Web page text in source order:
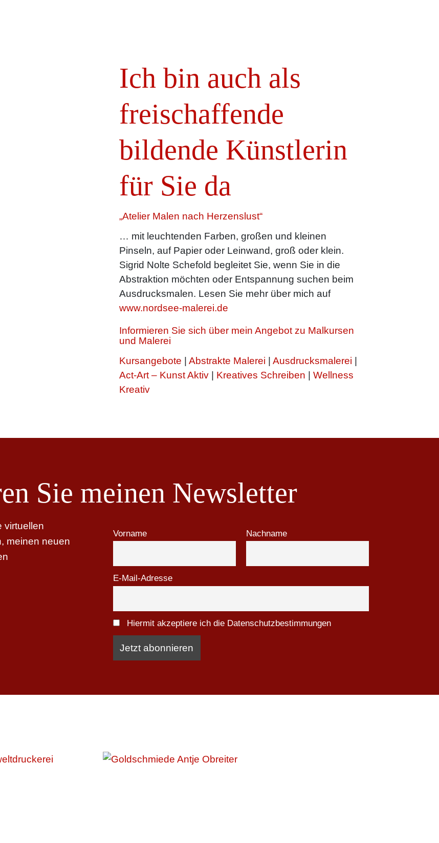
Ich bin auch als
freischaffende
bildende Künstlerin
für Sie da
„Atelier Malen nach Herzenslust“
… mit leuchtenden Farben, großen und kleinen
Pinseln, auf Papier oder Leinwand, groß oder klein.
Sigrid Nolte Schefold begleitet Sie, wenn Sie in die
Abstraktion möchten oder Entspannung suchen beim
Ausdrucksmalen. Lesen Sie mehr über mich auf
www.nordsee-malerei.de
Informieren Sie sich über mein Angebot zu Malkursen
und Malerei
Kursangebote | Abstrakte Malerei | Ausdrucksmalerei |
Act-Art – Kunst Aktiv | Kreatives Schreiben | Wellness
Kreativ
Sie meinen Newsletter
virtuellen
meinen neuen
Vorname Nachname
E-Mail-Adresse
Hiermit akzeptiere ich die Datenschutzbestimmungen